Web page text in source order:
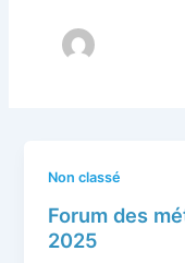
Non classé
Forum des
2025